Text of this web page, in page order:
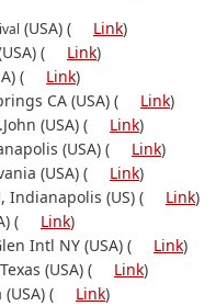
(USA) ( Link)
( Link)
( Link)
CA (USA) ( Link)
(USA) ( Link)
(USA) ( Link)
(USA) ( Link)
, Indianapolis (US) ( Link)
( Link)
Intl NY (USA) ( Link)
(USA) ( Link)
( Link)